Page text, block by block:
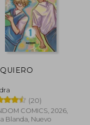
(20)
COMICS, 2026,
Blanda, Nuevo